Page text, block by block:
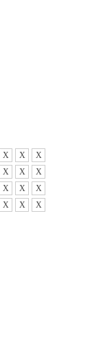
X X
X
X X
X
X X
X
X X
X